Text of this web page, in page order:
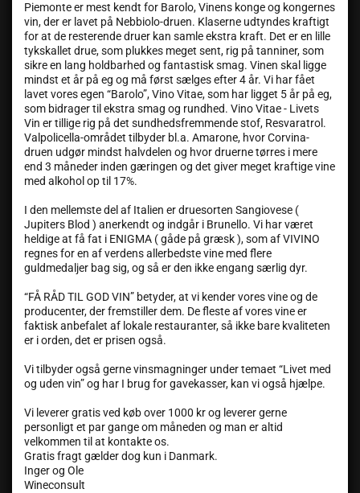
Piemonte er mest kendt for Barolo, Vinens konge og kongernes
vin, der er lavet på Nebbiolo-druen. Klaserne udtyndes kraftigt
for at de resterende druer kan samle ekstra kraft. Det er en lille
tykskallet drue, som plukkes meget sent, rig på tanniner, som
sikre en lang holdbarhed og fantastisk smag. Vinen skal ligge
mindst et år på eg og må først sælges efter 4 år. Vi har fået
lavet vores egen “Barolo”, Vino Vitae, som har ligget 5 år på eg,
som bidrager til ekstra smag og rundhed. Vino Vitae - Livets
Vin er tillige rig på det sundhedsfremmende stof, Resvaratrol.
Valpolicella-området tilbyder bl.a. Amarone, hvor Corvina-
druen udgør mindst halvdelen og hvor druerne tørres i mere
end 3 måneder inden gæringen og det giver meget kraftige vine
med alkohol op til 17%.
I den mellemste del af Italien er druesorten Sangiovese (
Jupiters Blod ) anerkendt og indgår i Brunello. Vi har været
heldige at få fat i ENIGMA ( gåde på græsk ), som af VIVINO
regnes for en af verdens allerbedste vine med flere
guldmedaljer bag sig, og så er den ikke engang særlig dyr.
“FÅ RÅD TIL GOD VIN” betyder, at vi kender vores vine og de
producenter, der fremstiller dem. De fleste af vores vine er
faktisk anbefalet af lokale restauranter, så ikke bare kvaliteten
er i orden, det er prisen også.
Vi tilbyder også gerne vinsmagninger under temaet “Livet med
og uden vin” og har I brug for gavekasser, kan vi også hjælpe.
Vi leverer gratis ved køb over 1000 kr og leverer gerne
personligt et par gange om måneden og man er altid
velkommen til at kontakte os.
Gratis fragt gælder dog kun i Danmark.
Inger og Ole
Wineconsult